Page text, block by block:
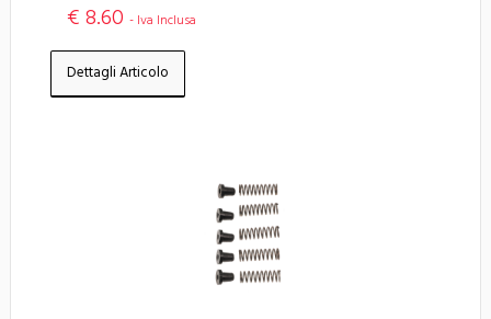
€ 8.60 - Iva Inclusa
Dettagli Articolo